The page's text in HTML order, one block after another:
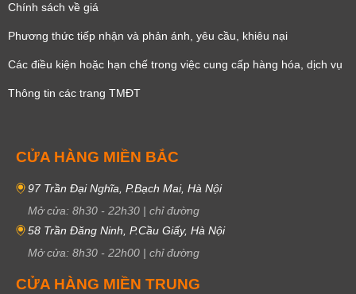
Chính sách về giá
Phương thức tiếp nhận và phản ánh, yêu cầu, khiêu nại
Các điều kiện hoặc hạn chế trong việc cung cấp hàng hóa, dịch vụ
Thông tin các trang TMĐT
CỬA HÀNG MIỀN BẮC
97 Trần Đại Nghĩa, P.Bạch Mai, Hà Nội
Mở cửa: 8h30 - 22h30 | chỉ đường
58 Trần Đăng Ninh, P.Cầu Giấy, Hà Nội
Mở cửa: 8h30 - 22h00 | chỉ đường
CỬA HÀNG MIỀN TRUNG